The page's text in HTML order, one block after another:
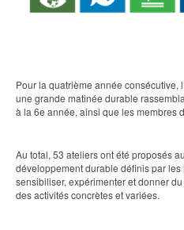
Pour la quatrième année consécutive,
une grande matinée durable
à la 6e année, ainsi que les membres
Au total, 53 ateliers ont été proposés
développement durable définis par les
sensibiliser, expérimenter et donner
des activités concrètes et variées.